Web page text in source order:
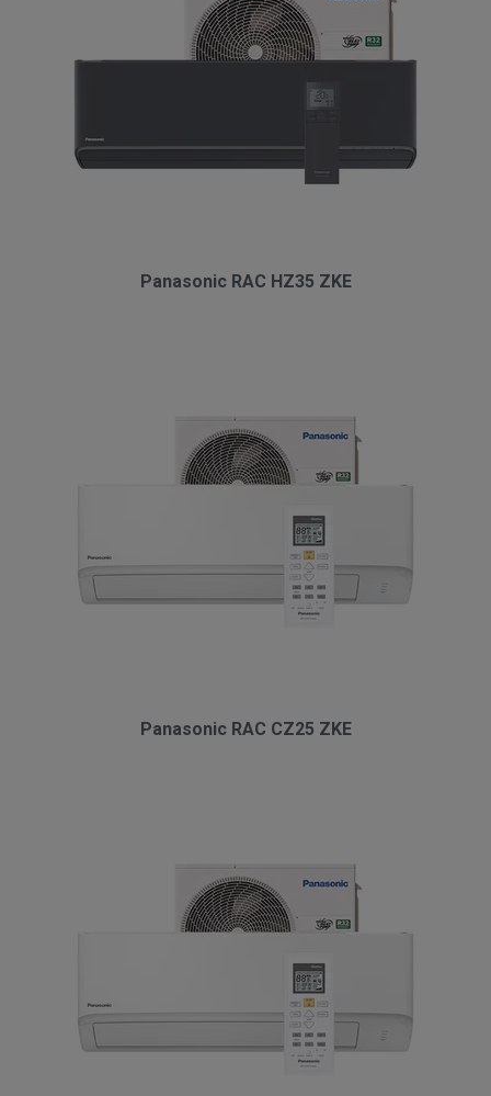
Panasonic RAC HZ35 ZKE
Panasonic RAC CZ25 ZKE